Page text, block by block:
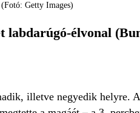
Getty Images)
labdarúgó-élvonal
illetve negyedik helyre.